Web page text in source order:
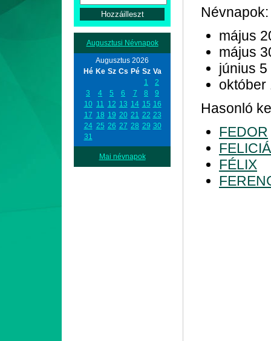
Augusztusi Névnapok
Augusztus 2026
Hé Ke Sz Cs Pé Sz Va
1
2
3
4 5 6 7 8
9
10 11 12 13 14 15 16
17 18 19 20 21 22 23
24 25 26 27 28 29 30
31
Mai névnapok
Névnapok:
május
május
június 5
október
Hasonló
FEDOR
FÉLIX